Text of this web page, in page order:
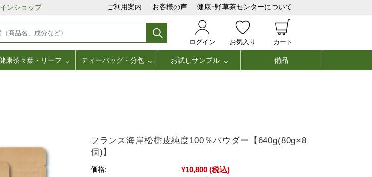
ンショップ ご利用案内 お客様の声 健康･野草茶センターについて
ログイン お気入り カート
康茶々葉・リーフ ティーバッグ・分包 お試しサンプル 備品
フランス海岸松樹皮純度100％パウダー【640g(80g×8
個)】
価格: ¥10,800 (税込)